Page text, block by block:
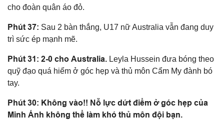
cho đoàn quân áo đỏ.
Phút 37: Sau 2 bàn thắng, U17 nữ Australia vẫn đang duy
trì sức ép mạnh mẽ.
Phút 31: 2-0 cho Australia. Leyla Hussein đưa bóng theo
quỹ đạo quá hiểm ở góc hẹp và thủ môn Cẩm My đành bó
tay.
Phút 30: Không vào!! Nỗ lực dứt điểm ở góc hẹp của
Minh Ánh không thể làm khó thủ môn đội bạn.